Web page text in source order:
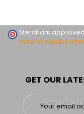
GET OUR
Merchant
here to display